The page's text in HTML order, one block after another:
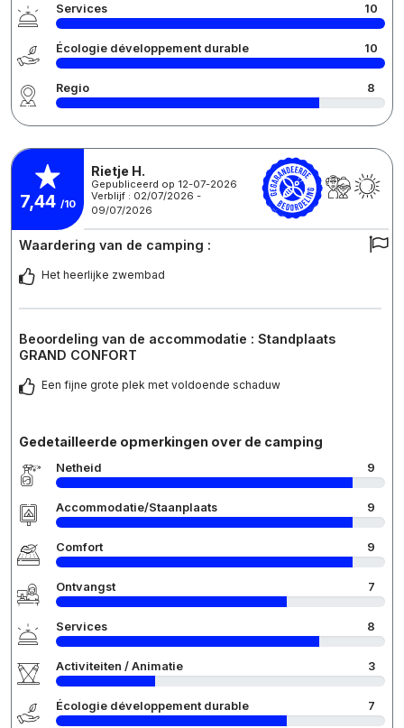
Services 10
Écologie développement durable 10
Regio 8
7,44 /10
Rietje H.
Gepubliceerd op 12-07-2026
Verblijf : 02/07/2026 -
09/07/2026
Waardering van de camping :
Het heerlijke zwembad
Beoordeling van de accommodatie : Standplaats
GRAND CONFORT
Een fijne grote plek met voldoende schaduw
Gedetailleerde opmerkingen over de camping
Netheid 9
Accommodatie/Staanplaats 9
Comfort 9
Ontvangst 7
Services 8
Activiteiten / Animatie 3
Écologie développement durable 7